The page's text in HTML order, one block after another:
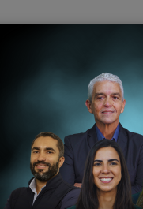
e Eventos